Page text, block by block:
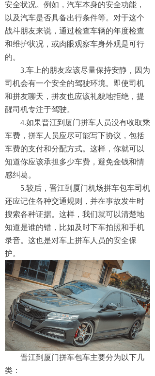
安全状况。例如，汽车本身的安全功能，
以及汽车是否具备出行条件等。对于这个
战斗朋友来说，通过检查车辆的年度检查
和维护状况，或肉眼观察车身外观是可行
的。
3.车上的朋友应该尽量保持安静，因为
司机会有一个安全的驾驶环境。即使司机
和拼友聊天，拼友也应该礼貌地拒绝，提
醒司机专注于驾驶。
4.如果晋江到厦门拼车人员没有收取乘
车费，拼车人员应尽可能写下协议，包括
车费的支付和分配方式。这样，你就可以
知道你应该承担多少车费，避免金钱和情
感纠葛。
5.较后，晋江到厦门机场拼车包车司机
还应记住各种交通规则，并在事故发生时
搜索各种证据。这样，我们就可以清楚地
知道是谁的错，比如及时下车拍照和手机
录音。这也是对车上拼车人员的安全保
护。
晋江到厦门拼车包车主要分为以下几
类：